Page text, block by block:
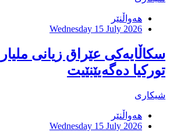
هەواڵنێر
Wednesday 15 July 2026
سکاڵایەکی عێراق زیانی
تورکیا دەگەیێنێیت
شیکاری
هەواڵنێر
Wednesday 15 July 2026